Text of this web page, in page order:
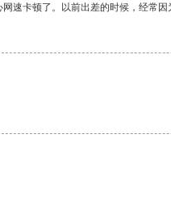
卡顿了。以前出差的时候，经常